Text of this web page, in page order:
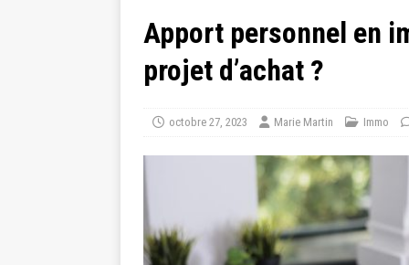
Apport personnel en
projet d’achat ?
octobre 27, 2023 Marie Martin Immo